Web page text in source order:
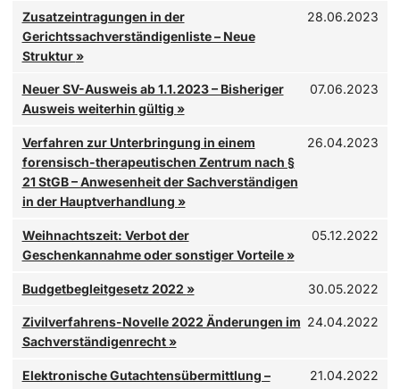
Zusatzeintragungen in der
Gerichtssachverständigenliste – Neue
Struktur»
Seit 1.5.2022 sindZusatzeintragungen in der 28.06.2023
Neuer SV-Ausweis ab 1.1.2023 – Bisheriger
Ausweis weiterhin gültig »
DasBundesministerium für Justizhat mitErlass vom 12.
07.06.2023
Verfahren zur Unterbringung in einem
forensisch-therapeutischen Zentrum nach §
21 StGB – Anwesenheit der Sachverständigen
in der Hauptverhandlung »
Nach § 434d Abs 2 StPO: in der Fassung des 26.04.2023
Weihnachtszeit: Verbot der
Geschenkannahme oder sonstiger Vorteile»
Sehr geehrtes Mitglied! 05.12.2022
Budgetbegleitgesetz 2022 »
Mit 1.7.2022 treten folgende Änderungen im GebAGin Kraft:
Die Gebühr fürZeitversäumnisbeträgt einheitlich EUR 22,70
30.05.2022
Zivilverfahrens-Novelle 2022 Änderungen im
Sachverständigenrecht»
Mit derZivilverfahrens-Novelle 2022(ZVN 2022), BGBl. Nr.
24.04.2022
Elektronische Gutachtensübermittlung –
Seit 1.7.2019 sindSachverständigegemäß § 89c Abs 5a
21.04.2022